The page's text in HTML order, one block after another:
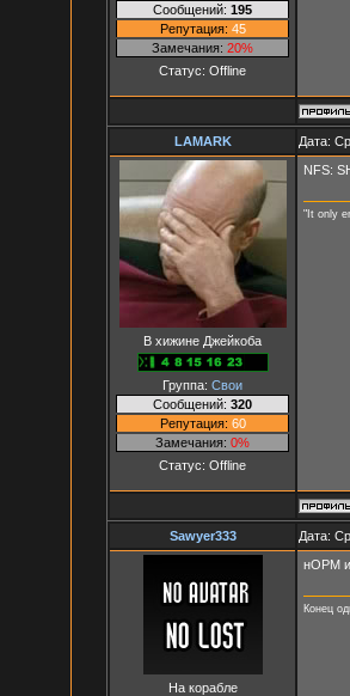
Сообщений: 195
Репутация: 45
Замечания: 20%
Статус: Offline
LAMARK Дата:
В хижине Джейкоба
Группа: Свои
Сообщений: 320
Репутация: 60
Замечания: 0%
Статус: Offline
NFS:
"It only
Sawyer333 Дата:
На корабле
нОРМ
Конец